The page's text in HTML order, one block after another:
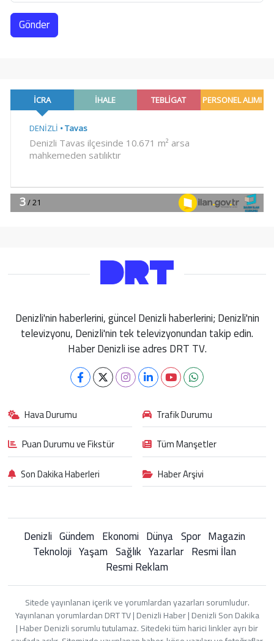
Gönder
Denizli'nin haberlerini, güncel Denizli haberlerini; Denizli'nin
televizyonu, Denizli'nin tek televizyonundan takip edin.
Haber Denizli ise adres DRT TV.
Hava Durumu
Trafik Durumu
Puan Durumu ve Fikstür
Tüm Manşetler
Son Dakika Haberleri
Haber Arşivi
Denizli Gündem Ekonomi Dünya Spor Magazin
Teknoloji Yaşam Sağlık Yazarlar Resmi İlan
Resmi Reklam
Sitede yayınlanan içerik ve yorumlardan yazarları sorumludur.
Yayınlanan yorumlardan DRT TV | Denizli Haber | Denizli Son Dakika
| Haber Denizli sorumlu tutulamaz. Sitedeki tüm harici linkler ayrı bir